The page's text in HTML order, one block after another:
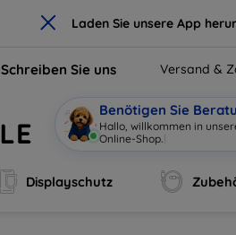
× Laden Sie unsere App
Schreiben Sie uns Versand &
Benötigen Sie
Hallo, willkommen in
Online-Shop.
Displayschutz